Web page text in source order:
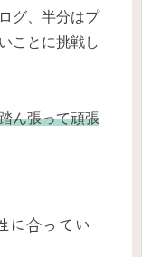
グ、半分はプ
ことに挑戦し
ん張って頑張
に合ってい